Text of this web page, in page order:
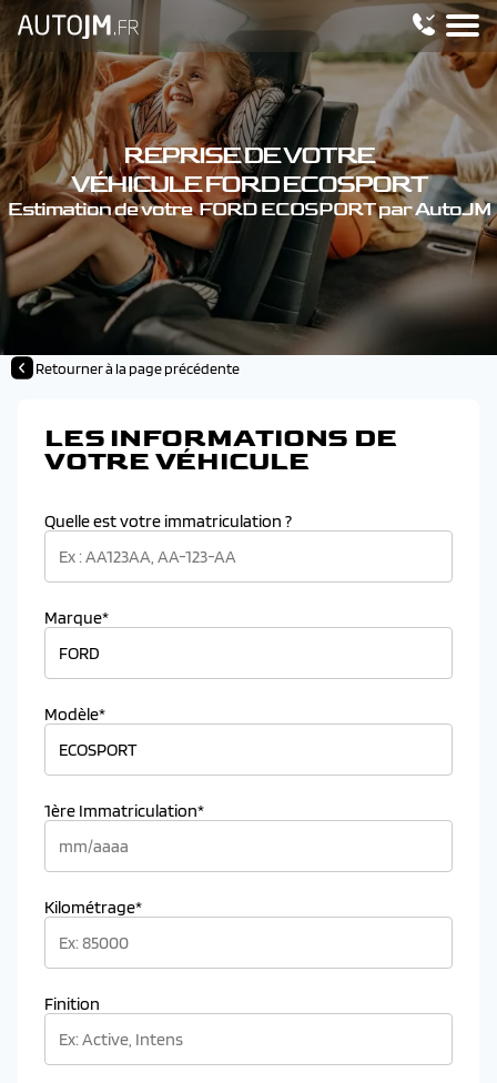
REPRISE DE VOTRE
VÉHICULE FORD ECOSPORT
Estimation de votre FORD ECOSPORT par AutoJM
Retourner à la page précédente
LES INFORMATIONS DE
VOTRE VÉHICULE
Quelle est votre immatriculation ?
Marque*
Modèle*
1ère Immatriculation*
Kilométrage*
Finition